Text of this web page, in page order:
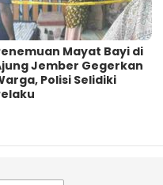
Mayat Bayi di
Jember Gegerkan
Polisi Selidiki